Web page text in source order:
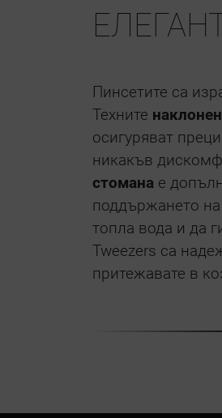
Пинсетите са
Техните
осигуряват
никакъв
стомана е
поддържането
топла вода и да
Tweezers са
притежавате в